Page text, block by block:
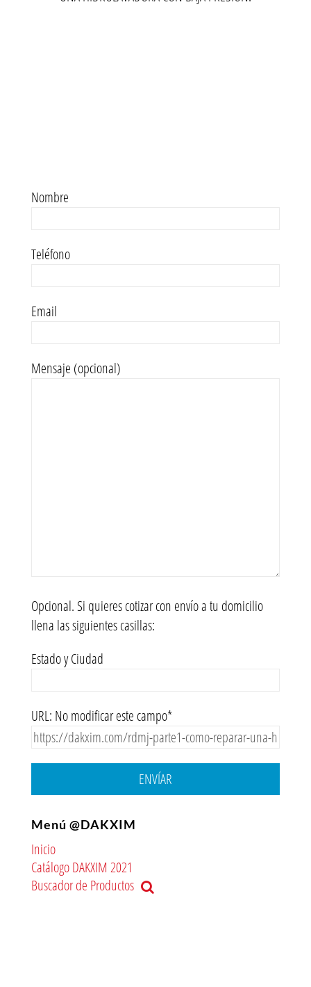
Nombre
Teléfono
Email
Mensaje (opcional)
Opcional. Si quieres cotizar con envío a tu domicilio
llena las siguientes casillas:
Estado y Ciudad
URL: No modificar este campo*
ENVÍAR
Menú @DAKXIM
Inicio
Catálogo DAKXIM 2021
Buscador de Productos